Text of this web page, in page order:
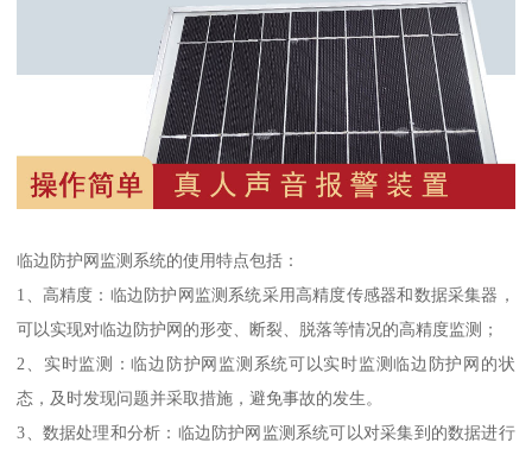
临边防护网监测系统的使用特点包括：
1、高精度：临边防护网监测系统采用高精度传感器和数据采集器，
可以实现对临边防护网的形变、断裂、脱落等情况的高精度监测；
2、实时监测：临边防护网监测系统可以实时监测临边防护网的状
态，及时发现问题并采取措施，避免事故的发生。
3、数据处理和分析：临边防护网监测系统可以对采集到的数据进行